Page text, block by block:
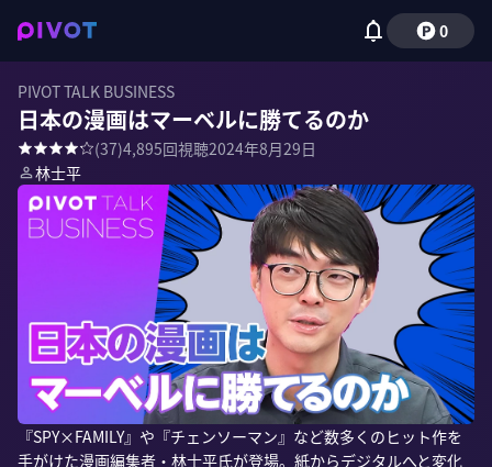
0
PIVOT TALK BUSINESS
日本の漫画はマーベルに勝てるのか
(37)4,895回視聴2024年8月29日
林士平
『SPY×FAMILY』や『チェンソーマン』など数多くのヒット作を
手がけた漫画編集者・林士平氏が登場。紙からデジタルへと変化